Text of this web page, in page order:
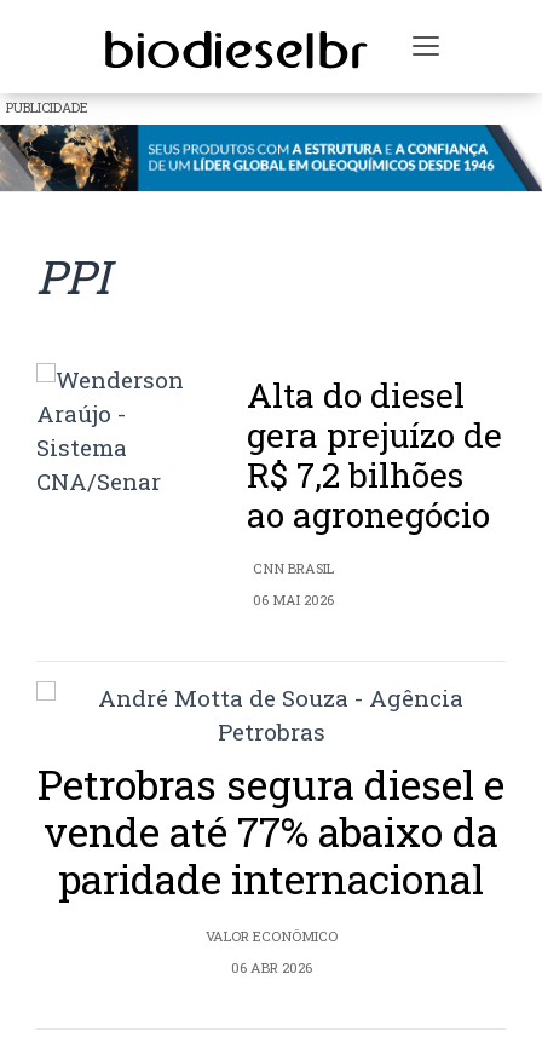
Toggle
PUBLICIDADE
PPI
Alta do diesel
gera prejuízo de
R$ 7,2 bilhões
ao agronegócio
CNN BRASIL
06 MAI 2026
Petrobras segura diesel e
vende até 77% abaixo da
paridade internacional
VALOR ECONÔMICO
06 ABR 2026